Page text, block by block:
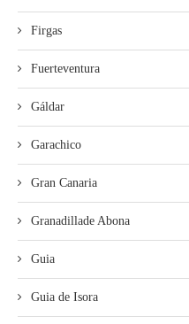
Firgas
Fuerteventura
Gáldar
Garachico
Gran Canaria
Granadillade Abona
Guia
Guia de Isora